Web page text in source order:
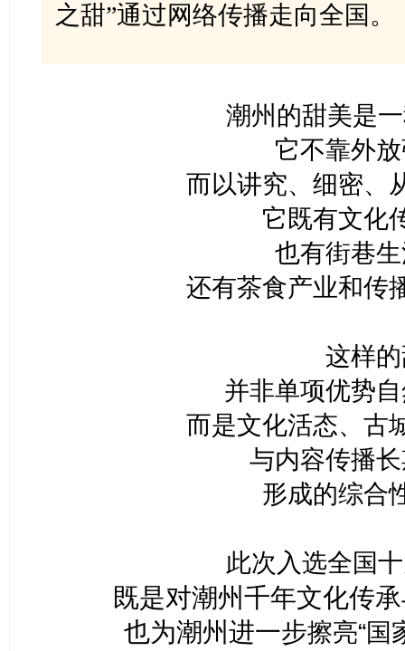
之甜”通过网络传播走向全国。
潮州的甜美是
它不靠外
而以讲究、细密、
它既有文化
也有街巷
还有茶食产业和传
这样
并非单项优势
而是文化活态、古
与内容传播
形成的综合
此次入选全国
既是对潮州千年文化传
也为潮州进一步擦亮“国